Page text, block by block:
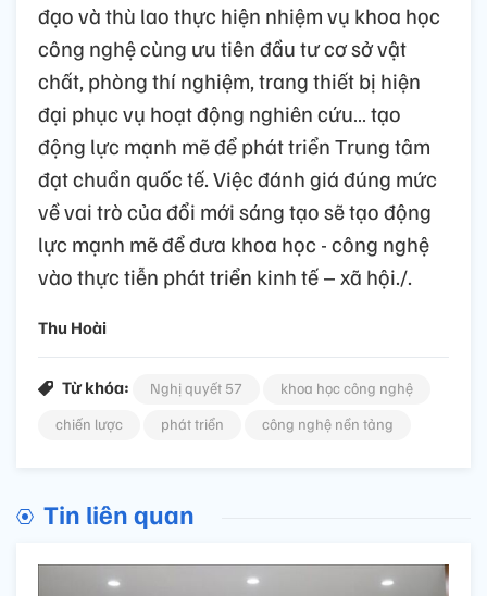
đạo và thù lao thực hiện nhiệm vụ khoa học
công nghệ cùng ưu tiên đầu tư cơ sở vật
chất, phòng thí nghiệm, trang thiết bị hiện
đại phục vụ hoạt động nghiên cứu… tạo
động lực mạnh mẽ để phát triển Trung tâm
đạt chuẩn quốc tế. Việc đánh giá đúng mức
về vai trò của đổi mới sáng tạo sẽ tạo động
lực mạnh mẽ để đưa khoa học - công nghệ
vào thực tiễn phát triển kinh tế – xã hội./.
Thu Hoài
Từ khóa: Nghị quyết 57
khoa học công nghệ
chiến lược
phát triển công nghệ nền tảng
Tin liên quan